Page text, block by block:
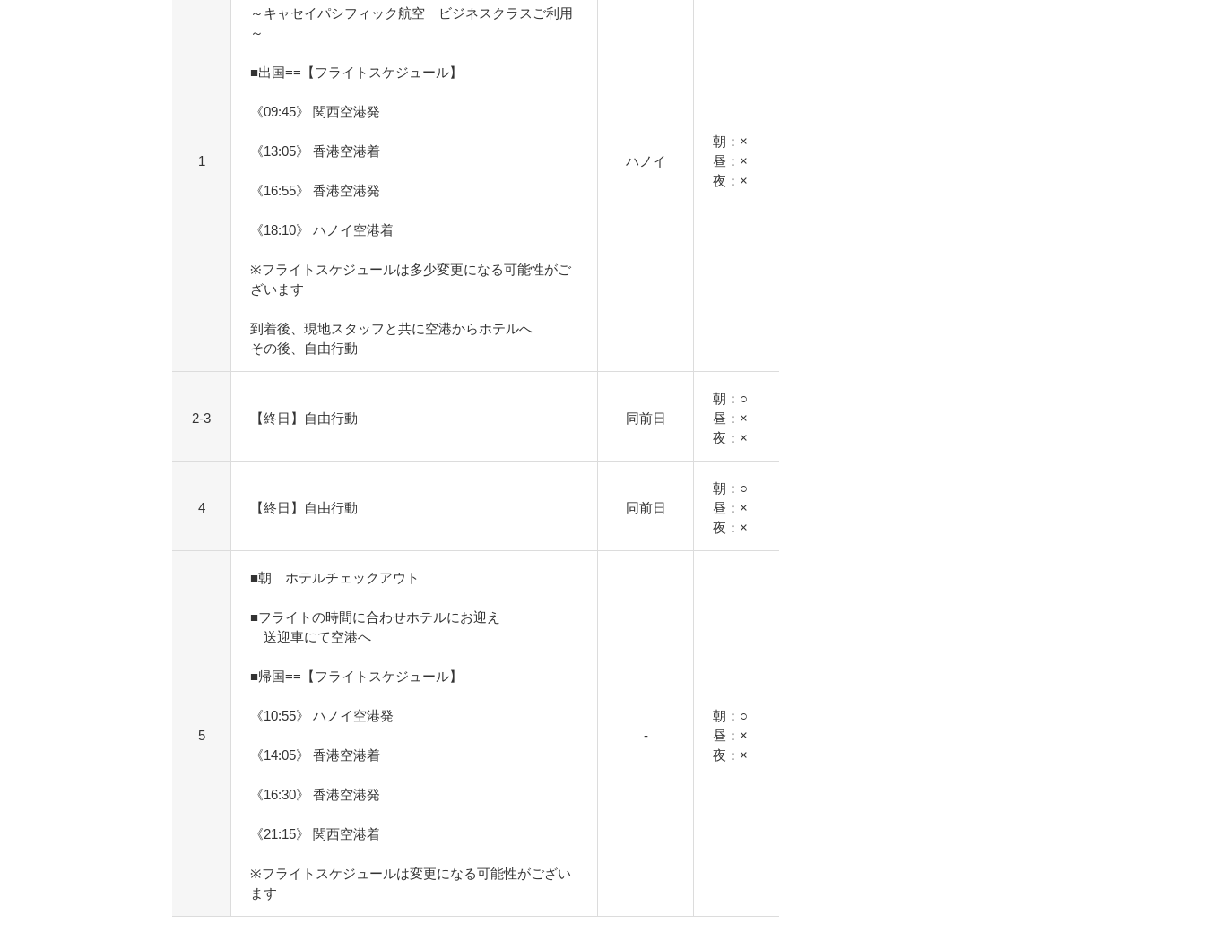
1
～キャセイパシフィック航空 ビジネスクラスご利用
～
■出国==【フライトスケジュール】
《09:45》 関西空港発
《13:05》 香港空港着
《16:55》 香港空港発
《18:10》 ハノイ空港着
※フライトスケジュールは多少変更になる可能性がご
ざいます
到着後、現地スタッフと共に空港からホテルへ
その後、自由行動
ハノイ
朝：×
昼：×
夜：×
2-3 【終日】自由行動 同前日
朝：○
昼：×
夜：×
4 【終日】自由行動 同前日
朝：○
昼：×
夜：×
5
■朝 ホテルチェックアウト
■フライトの時間に合わせホテルにお迎え
送迎車にて空港へ
■帰国==【フライトスケジュール】
《10:55》 ハノイ空港発
《14:05》 香港空港着
《16:30》 香港空港発
《21:15》 関西空港着
※フライトスケジュールは変更になる可能性がござい
ます
-
朝：○
昼：×
夜：×